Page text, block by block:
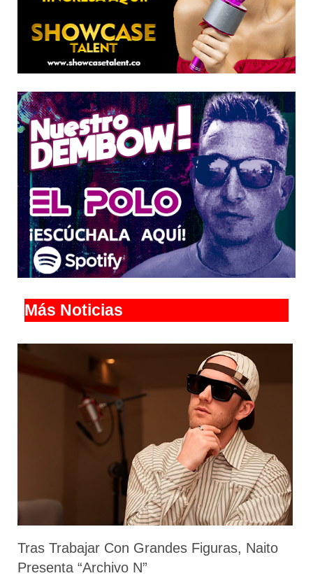
Más Noticias
Tras Trabajar Con Grandes Figuras, Naito
Presenta “Archivo N”